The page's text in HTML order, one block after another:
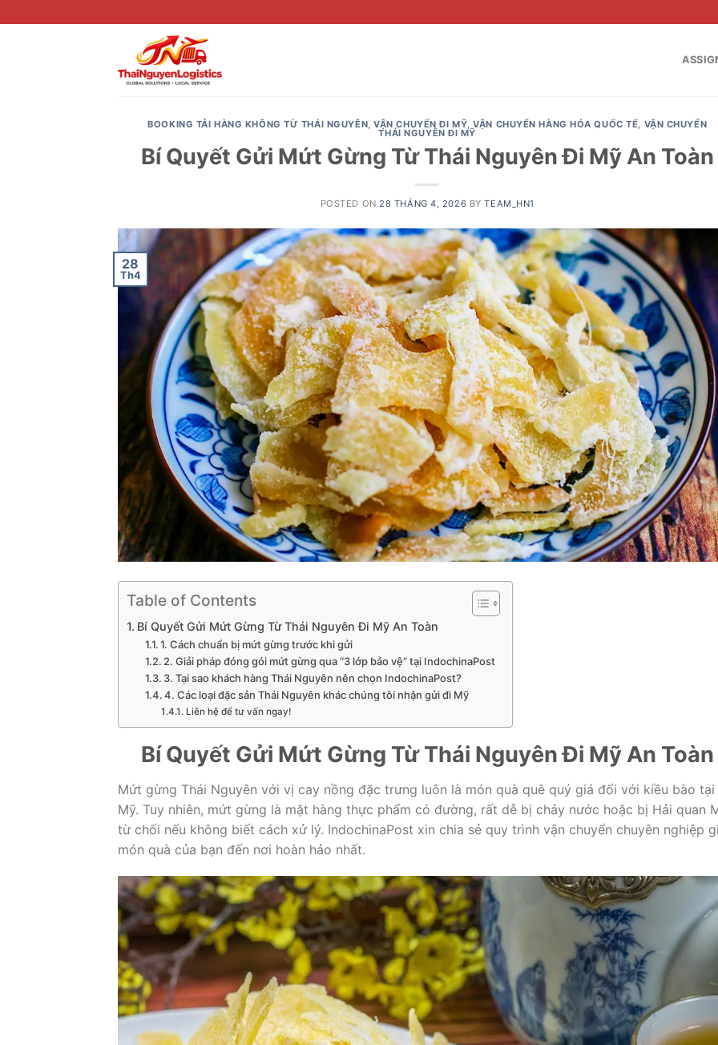
to
BOOKING TẢI HÀNG KHÔNG TỪ THÁI NGUYÊN,VẬN CHUYỂN ĐI MỸ,VẬN CHUYỂN HÀNG HÓA QUỐC TẾ, VẬN CHUYỂN
THÁI NGUYÊN ĐI MỸ
Bí Quyết Gửi Mứt Gừng Từ Thái Nguyên Đi Mỹ An Toàn
POSTED ON 28 THÁNG 4, 2026 BYTEAM_HN1
28
Th4
Table of Contents
Bí Quyết Gửi Mứt Gừng Từ Thái Nguyên Đi Mỹ An Toàn
1. Cách chuẩn bị mứt gừng trước khi gửi
2. Giải pháp đóng gói mứt gừng qua “3 lớp bảo vệ” tại IndochinaPost
3. Tại sao khách hàng Thái Nguyên nên chọn IndochinaPost?
4. Các loại đặc sản Thái Nguyên khác chúng tôi nhận gửi đi Mỹ
Liên hệ để tư vấn ngay!
Bí Quyết Gửi Mứt Gừng Từ Thái Nguyên Đi Mỹ An Toàn
Mứt gừng Thái Nguyên với vị cay nồng đặc trưng luôn là món quà quê quý giá đối với kiều bào tại
Mỹ. Tuy nhiên, mứt gừng là mặt hàng thực phẩm có đường, rất dễ bị chảy nước hoặc bị Hải quan
từ chối nếu không biết cách xử lý. IndochinaPost xin chia sẻ quy trình vận chuyển chuyên nghiệp
món quà của bạn đến nơi hoàn hảo nhất.